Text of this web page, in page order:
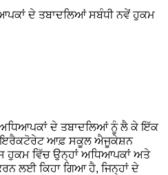
ਦੇ ਤਬਾਦਲਿਆਂ ਸਬੰਧੀ ਨਵੇਂ ਹੁਕਮ
ਅਧਿਆਪਕਾਂ ਦੇ ਤਬਾਦਲਿਆਂ ਨੂੰ ਲੈ ਕੇ ਇੱਕ
ਆਫ਼ ਸਕੂਲ ਐਜੂਕੇਸ਼ਨ
ਹੁਕਮ ਵਿੱਚ ਉਨ੍ਹਾਂ ਅਧਿਆਪਕਾਂ ਅਤੇ
ਲਈ ਕਿਹਾ ਗਿਆ ਹੈ, ਜਿਨ੍ਹਾਂ ਦੇ